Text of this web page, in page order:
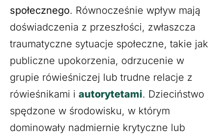
społecznego. Równocześnie wpływ mają
doświadczenia z przeszłości, zwłaszcza
traumatyczne sytuacje społeczne, takie jak
publiczne upokorzenia, odrzucenie w
grupie rówieśniczej lub trudne relacje z
rówieśnikami i autorytetami. Dzieciństwo
spędzone w środowisku, w którym
dominowały nadmiernie krytyczne lub